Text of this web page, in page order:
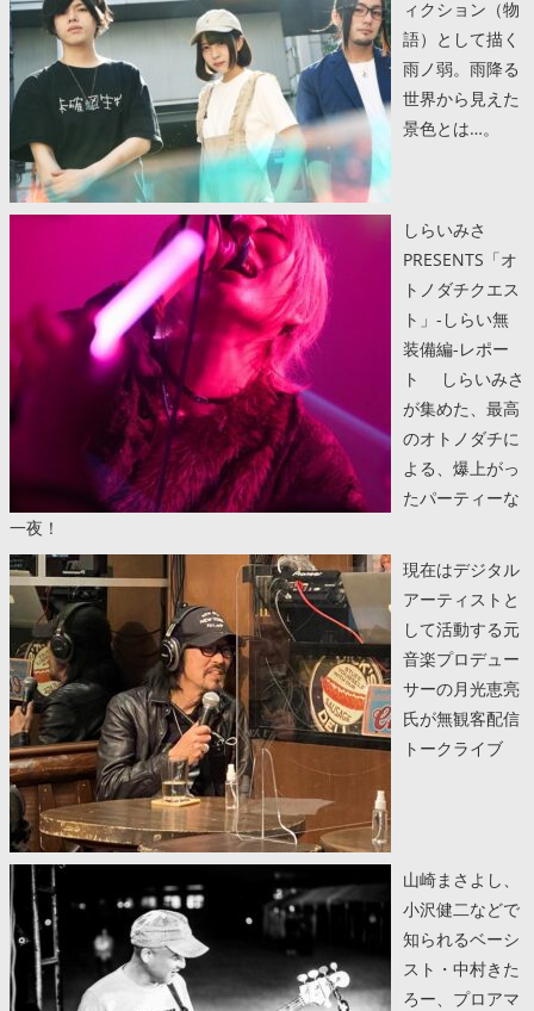
ィクション（物
語）として描く
雨ノ弱。雨降る
世界から見えた
景色とは…。
しらいみさ
PRESENTS「オ
トノダチクエス
ト」-しらい無
装備編-レポー
ト しらいみさ
が集めた、最高
のオトノダチに
よる、爆上がっ
たパーティーな
一夜！
現在はデジタル
アーティストと
して活動する元
音楽プロデュー
サーの月光恵亮
氏が無観客配信
トークライブ
山崎まさよし、
小沢健二などで
知られるベーシ
スト・中村きた
ろー、プロアマ